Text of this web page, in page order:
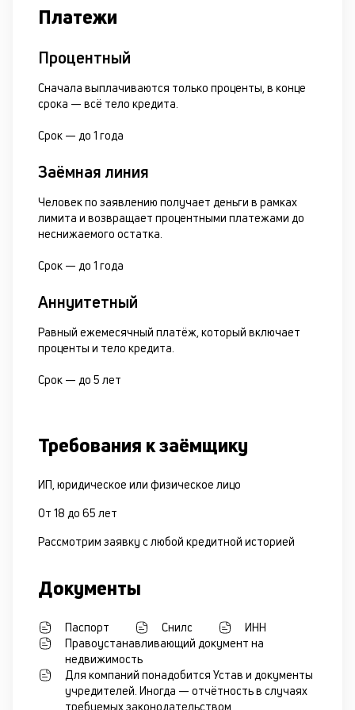
Платежи
Процентный
Сначала выплачиваются только проценты, в конце
срока — всё тело кредита.
Срок — до 1 года
Заёмная линия
Человек по заявлению получает деньги в рамках
лимита и возвращает процентными платежами до
неснижаемого остатка.
Срок — до 1 года
Аннуитетный
Равный ежемесячный платёж, который включает
проценты и тело кредита.
Срок — до 5 лет
Требования к заёмщику
ИП, юридическое или физическое лицо
От 18 до 65 лет
Рассмотрим заявку с любой кредитной историей
Документы
Паспорт Снилс
ИНН
Правоустанавливающий документ на
недвижимость
Для компаний понадобится Устав и документы
учредителей. Иногда — отчётность в случаях
требуемых законодательством